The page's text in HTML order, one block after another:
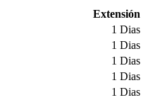
Extensión
1 Dias
1 Dias
1 Dias
1 Dias
1 Dias